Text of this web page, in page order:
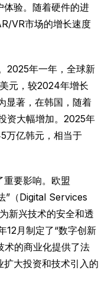
验。随着硬件的进
VR市场的增长速度
2025年一年，全球新
元，较2024年增长
显著，在韩国，随着
资大幅增加。2025年
万亿韩元，相当于
重要影响。欧盟
”（Digital Services
新兴技术的安全和透
12月制定了“数字创新
术的商业化提供了法
大投资和技术引入的